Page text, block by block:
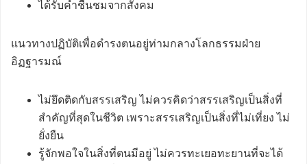
ได้รับคำชื่นชมจากสังคม
แนวทางปฏิบัติเพื่อดำรงตนอยู่ท่ามกลางโลกธรรมฝ่าย
อิฏฐารมณ์
ไม่ยึดติดกับสรรเสริญ ไม่ควรคิดว่าสรรเสริญเป็นสิ่งที่
สำคัญที่สุดในชีวิต เพราะสรรเสริญเป็นสิ่งที่ไม่เที่ยง ไม่
ยั่งยืน
รู้จักพอใจในสิ่งที่ตนมีอยู่ ไม่ควรทะเยอทะยานที่จะได้